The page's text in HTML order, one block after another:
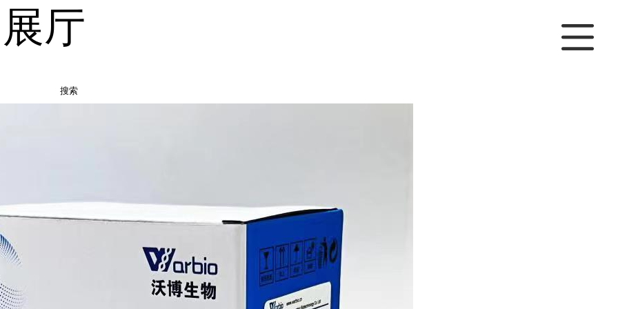
厅
搜索